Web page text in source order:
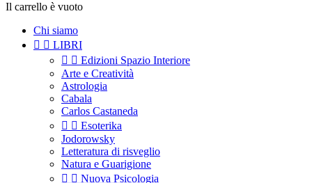
Il carrello è vuoto
Chi siamo
  LIBRI
  Edizioni Spazio Interiore
Arte e Creatività
Astrologia
Cabala
Carlos Castaneda
  Esoterika
Jodorowsky
Letteratura di risveglio
Natura e Guarigione
  Nuova Psicologia